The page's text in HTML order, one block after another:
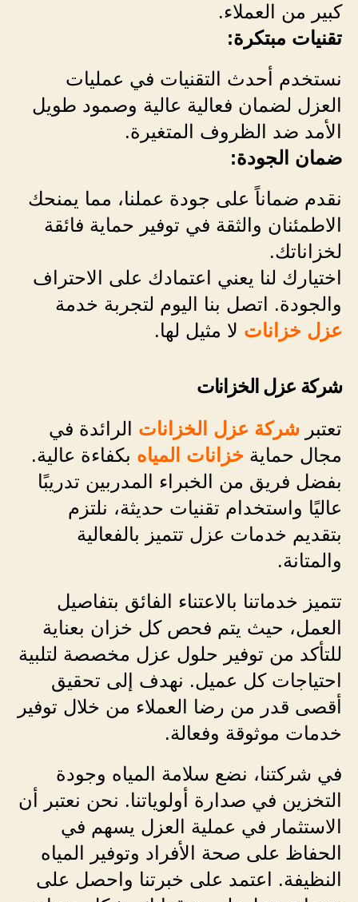
كبير من العملاء.
تقنيات مبتكرة:
نستخدم أحدث التقنيات في عمليات
العزل لضمان فعالية عالية وصمود طويل
الأمد ضد الظروف المتغيرة.
ضمان الجودة:
نقدم ضماناً على جودة عملنا، مما يمنحك
الاطمئنان والثقة في توفير حماية فائقة
لخزاناتك.
اختيارك لنا يعني اعتمادك على الاحتراف
والجودة. اتصل بنا اليوم لتجربة خدمة
عزل خزانات لا مثيل لها.
شركة عزل الخزانات
تعتبر شركة عزل الخزانات الرائدة في
مجال حماية خزانات المياه بكفاءة عالية.
بفضل فريق من الخبراء المدربين تدريبًا
عاليًا واستخدام تقنيات حديثة، نلتزم
بتقديم خدمات عزل تتميز بالفعالية
والمتانة.
تتميز خدماتنا بالاعتناء الفائق بتفاصيل
العمل، حيث يتم فحص كل خزان بعناية
للتأكد من توفير حلول عزل مخصصة لتلبية
احتياجات كل عميل. نهدف إلى تحقيق
أقصى قدر من رضا العملاء من خلال توفير
خدمات موثوقة وفعالة.
في شركتنا، نضع سلامة المياه وجودة
التخزين في صدارة أولوياتنا. نحن نعتبر أن
الاستثمار في عملية العزل يسهم في
الحفاظ على صحة الأفراد وتوفير المياه
النظيفة. اعتمد على خبرتنا واحصل على